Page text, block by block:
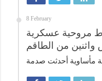
8 February
مروحية عسكرية